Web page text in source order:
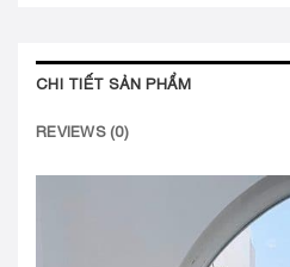
CHI TIẾT SẢN PHẨM
REVIEWS (0)